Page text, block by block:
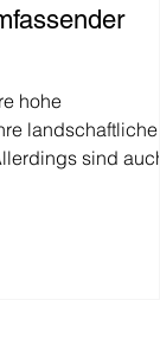
hohe
landschaftliche
sind auch